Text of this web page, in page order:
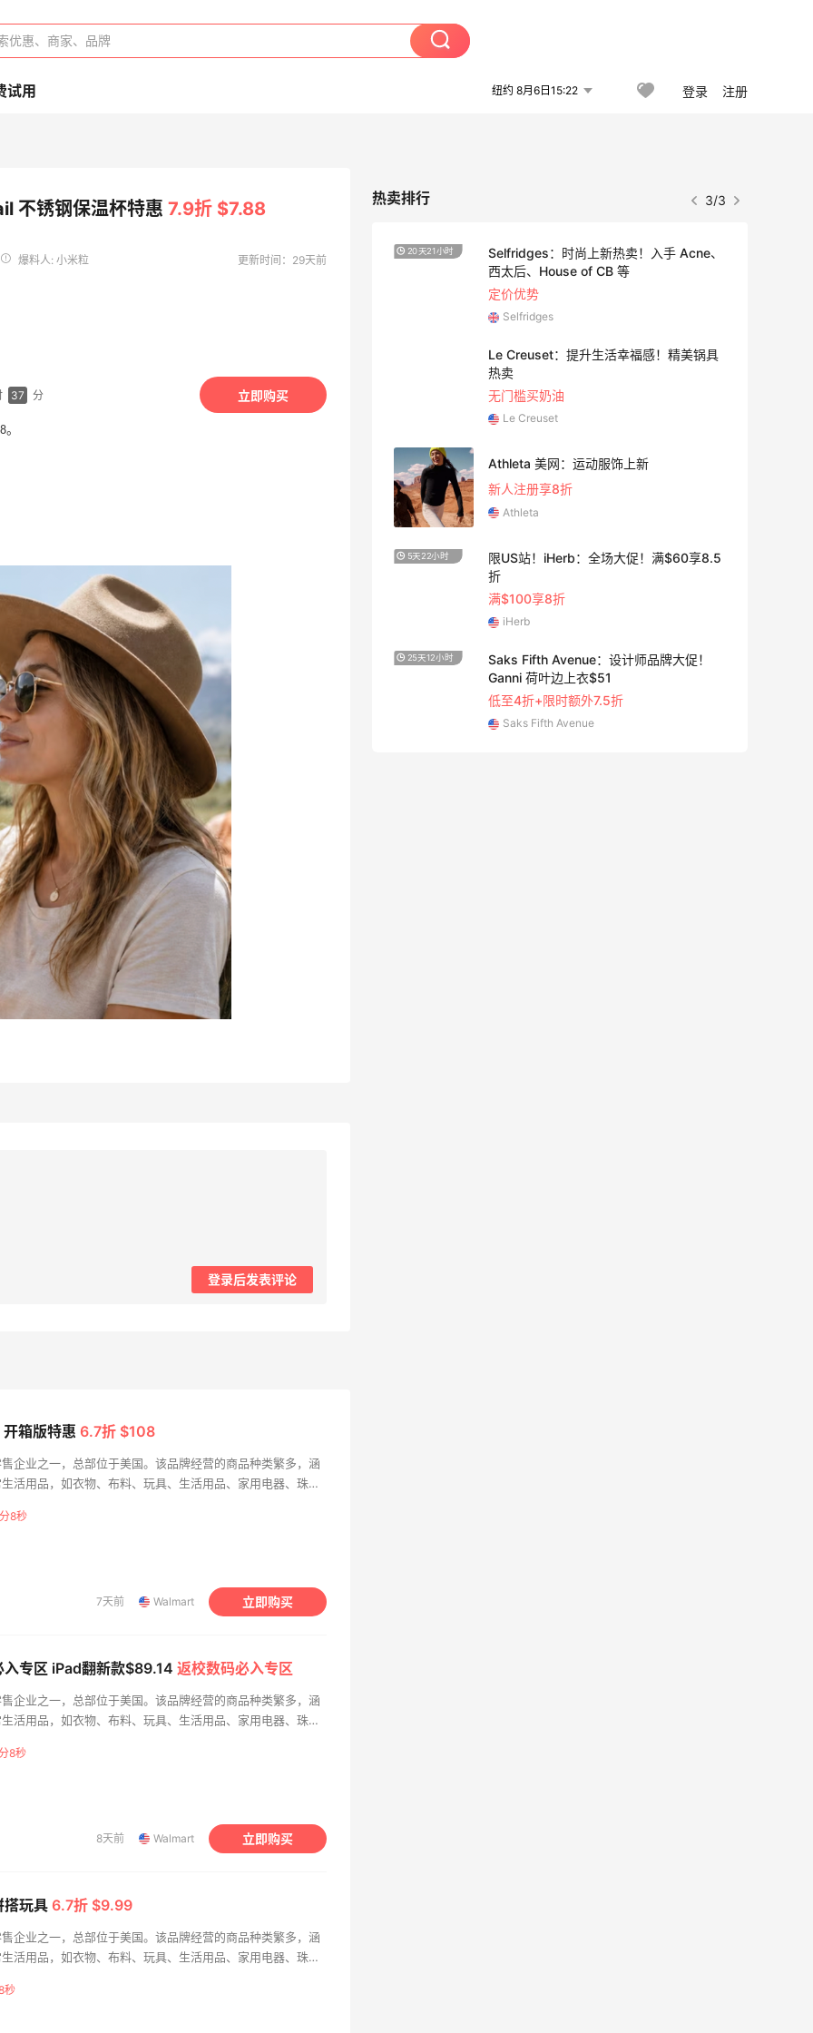
试用 纽约 8月6日15:22 登录 注册
不锈钢保温杯特惠 7.9折 $7.88
爆料人: 小米粒 更新时间：29天前
37 分 立即购买
登录后发表评论
箱版特惠 6.7折 $108
企业之一，总部位于美国。该品牌经营的商品种类繁多，涵
活用品，如衣物、布料、玩具、生活用品、家用电器、珠宝
榜首，并被评为全球最有价值品牌之一。这个家庭一次购物
7秒
7天前 Walmart 立即购买
专区 iPad翻新款$89.14 返校数码必入专区
企业之一，总部位于美国。该品牌经营的商品种类繁多，涵
活用品，如衣物、布料、玩具、生活用品、家用电器、珠宝
榜首，并被评为全球最有价值品牌之一。这个家庭一次购物
7秒
8天前 Walmart 立即购买
搭玩具 6.7折 $9.99
企业之一，总部位于美国。该品牌经营的商品种类繁多，涵
活用品，如衣物、布料、玩具、生活用品、家用电器、珠宝
榜首，并被评为全球最有价值品牌之一。这个家庭一次购物
秒
热卖排行 3/3
BOGNER：滑雪服品牌中的“Dior”
标绿色棒球帽
2.3折 $13.56
Macy's
24天21小时
Estee Lauder：Glimmer 新香上新热卖！
随单送5ml香水
满$130送水桶包
Estee Lauder
20天21小时
Selfridges：时尚上新热卖！入手 Acne、
西太后、House of CB 等
定价优势
Selfridges
Le Creuset：提升生活幸福感！精美锅具
热卖
无门槛买奶油
Le Creuset
Athleta 美网：运动服饰上新
新人注册享8折
Athleta
5天22小时
限US站！iHerb：全场大促！满$60享8.5
折
满$100享8折
iHerb
25天12小时
Saks Fifth Avenue：设计师品牌大促！
Ganni 荷叶边上衣$51
低至4折+限时额外7.5折
Saks Fifth Avenue